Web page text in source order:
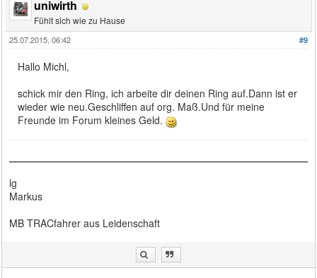
uniwirth
Fühlt sich wie zu Hause
#9
25.07.2015, 06:42
Hallo Michl,
schick mir den Ring, ich arbeite dir deinen Ring auf.Dann ist er
wieder wie neu.Geschliffen auf org. Maß.Und für meine
Freunde im Forum kleines Geld.
lg
Markus
MB TRACfahrer aus Leidenschaft